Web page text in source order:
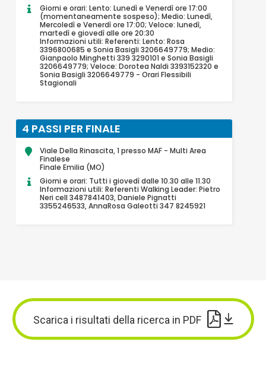
Giorni e orari: Lento: Lunedì e Venerdì ore 17:00
(momentaneamente sospeso); Medio: Lunedì,
Mercoledì e Venerdì ore 17:00; Veloce: lunedì,
martedì e giovedì alle ore 20:30
Informazioni utili: Referenti: Lento: Rosa
3396800685 e Sonia Basigli 3206649779; Medio:
Gianpaolo Minghetti 339 3290101 e Sonia Basigli
3206649779; Veloce: Dorotea Naldi 3393152320 e
Sonia Basigli 3206649779 - Orari Flessibili
Stagionali
4 PASSI PER FINALE
Viale Della Rinascita, 1 presso MAF - Multi Area
Finalese
Finale Emilia (MO)
Giorni e orari: Tutti i giovedì dalle 10.30 alle 11.30
Informazioni utili: Referenti Walking Leader: Pietro
Neri cell 3487841403, Daniele Pignatti
3355246533, AnnaRosa Galeotti 347 8245921
Informazioni utili: Referente: Michela Guerra -
Scarica i risultati della ricerca in PDF